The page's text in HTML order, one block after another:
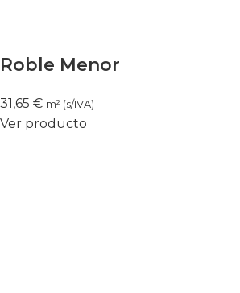
Roble Menor
31,65 € m² (s/IVA)
Ver producto